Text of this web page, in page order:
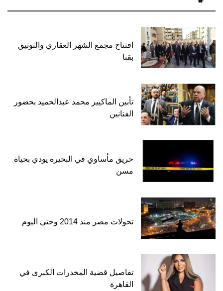
افتتاح مجمع الشهر العقاري والتوثيق
بقنا
تأبين الماكيير محمد عبدالحميد بحضور
الفنانين
حريق مأساوي في البحيرة يودي بحياة
مسن
تحولات مصر منذ 2014 وحتى اليوم
تفاصيل قضية المخدرات الكبرى في
القاهرة